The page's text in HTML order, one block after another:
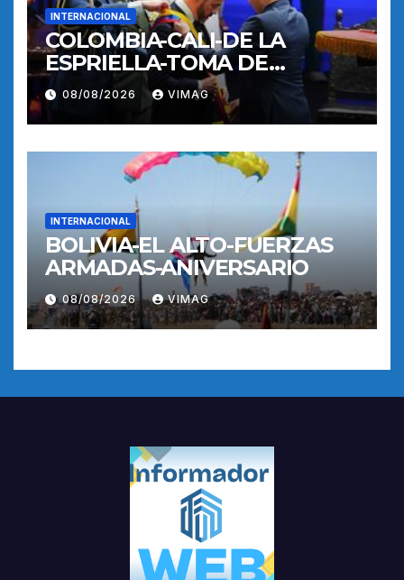
INTERNACIONAL
COLOMBIA-CALI-DE LA
ESPRIELLA-TOMA DE
POSESION
08/08/2026 VIMAG
INTERNACIONAL
BOLIVIA-EL ALTO-FUERZAS
ARMADAS-ANIVERSARIO
08/08/2026 VIMAG